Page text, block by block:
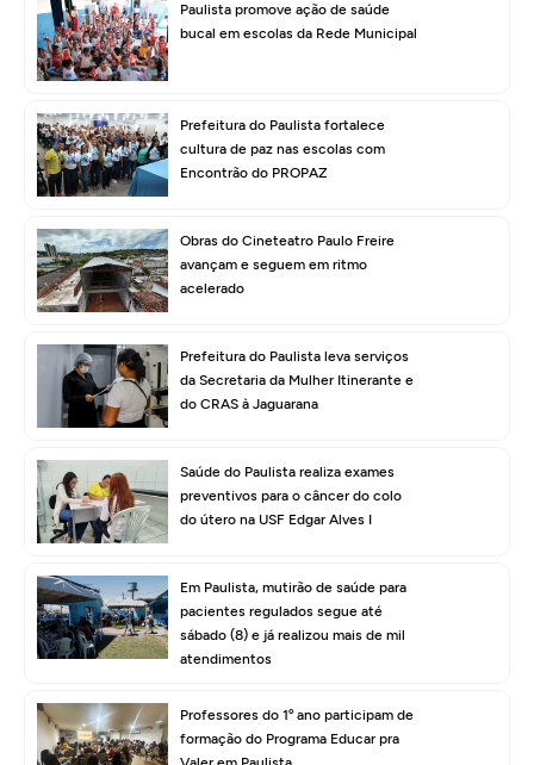
Paulista promove ação de saúde
bucal em escolas da Rede Municipal
Prefeitura do Paulista fortalece
cultura de paz nas escolas com
Encontrão do PROPAZ
Obras do Cineteatro Paulo Freire
avançam e seguem em ritmo
acelerado
Prefeitura do Paulista leva serviços
da Secretaria da Mulher Itinerante e
do CRAS à Jaguarana
Saúde do Paulista realiza exames
preventivos para o câncer do colo
do útero na USF Edgar Alves I
Em Paulista, mutirão de saúde para
pacientes regulados segue até
sábado (8) e já realizou mais de mil
atendimentos
Professores do 1º ano participam de
formação do Programa Educar pra